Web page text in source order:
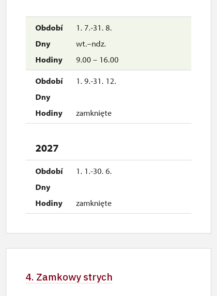
1. 7.-31. 8.
wt.–ndz.
9.00 – 16.00
1. 9.-31. 12.
zamknięte
2027
1. 1.-30. 6.
zamknięte
4. Zamkowy strych